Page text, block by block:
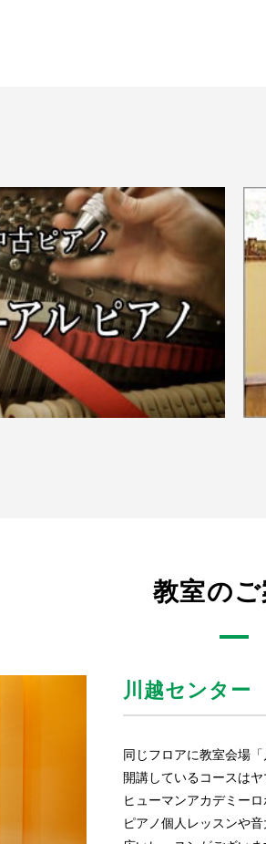
教室のご
川越センター
同じフロアに教室会場
開講しているコースは
ヒューマンアカデミーロ
ピアノ個人レッスンや